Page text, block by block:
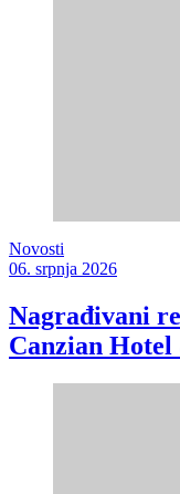
Novosti
06. srpnja 2026
Nagrađivani
Canzian Hotel